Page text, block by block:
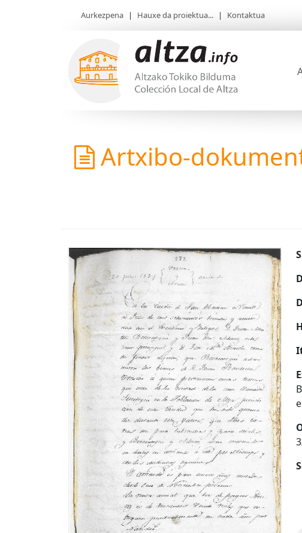
Aurkezpena | Hauxe da proiektua... | Kontaktua
Artxibo-